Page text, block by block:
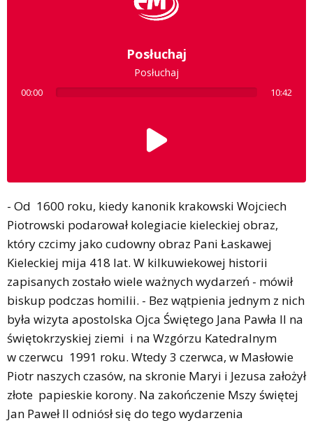
Posłuchaj
Posłuchaj
00:00 10:42
- Od 1600 roku, kiedy kanonik krakowski Wojciech
Piotrowski podarował kolegiacie kieleckiej obraz,
który czcimy jako cudowny obraz Pani Łaskawej
Kieleckiej mija 418 lat. W kilkuwiekowej historii
zapisanych zostało wiele ważnych wydarzeń - mówił
biskup podczas homilii. - Bez wątpienia jednym z nich
była wizyta apostolska Ojca Świętego Jana Pawła II na
świętokrzyskiej ziemi i na Wzgórzu Katedralnym
w czerwcu 1991 roku. Wtedy 3 czerwca, w Masłowie
Piotr naszych czasów, na skronie Maryi i Jezusa założył
złote papieskie korony. Na zakończenie Mszy świętej
Jan Paweł II odniósł się do tego wydarzenia